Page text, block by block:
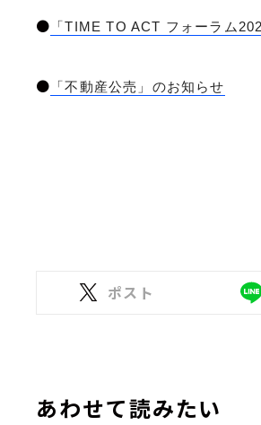
● 「TIME TO ACT フォーラム
● 「不動産公売」のお知らせ
ポスト
あわせて読みたい